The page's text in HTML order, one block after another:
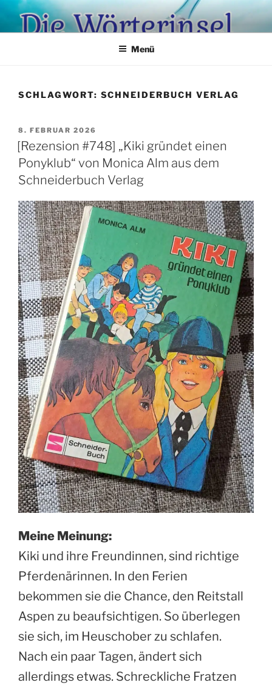
Zum
Inhalt
springen
Menü
SCHLAGWORT: SCHNEIDERBUCH VERLAG
VERÖFFENTLICHT
AM
8. FEBRUAR 2026
[Rezension #748] „Kiki gründet einen
Ponyklub“ von Monica Alm aus dem
Schneiderbuch Verlag
Meine Meinung:
Kiki und ihre Freundinnen, sind richtige
Pferdenärinnen. In den Ferien
bekommen sie die Chance, den Reitstall
Aspen zu beaufsichtigen. So überlegen
sie sich, im Heuschober zu schlafen.
Nach ein paar Tagen, ändert sich
allerdings etwas. Schreckliche Fratzen